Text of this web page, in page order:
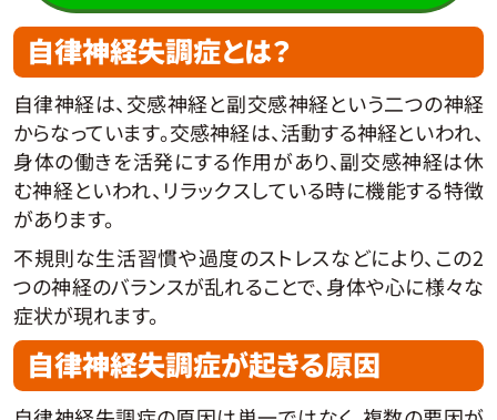
自律神経失調症とは？
自律神経は、交感神経と副交感神経という二つの神経
からなっています。交感神経は、活動する神経といわれ、
身体の働きを活発にする作用があり、副交感神経は休
む神経といわれ、リラックスしている時に機能する特徴
があります。
不規則な生活習慣や過度のストレスなどにより、この2
つの神経のバランスが乱れることで、身体や心に様々な
症状が現れます。
自律神経失調症が起きる原因